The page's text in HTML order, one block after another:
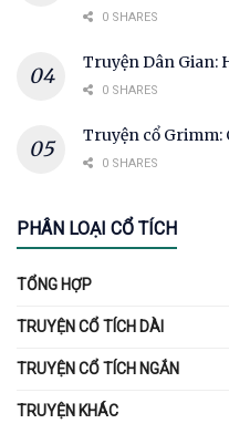
0 SHARES
Truyện Dân Gian:
0 SHARES
Truyện cổ Grimm:
0 SHARES
PHÂN LOẠI CỔ TÍCH
TỔNG HỢP
TRUYỆN CỔ TÍCH DÀI
TRUYỆN CỔ TÍCH NGẮN
TRUYỆN KHÁC